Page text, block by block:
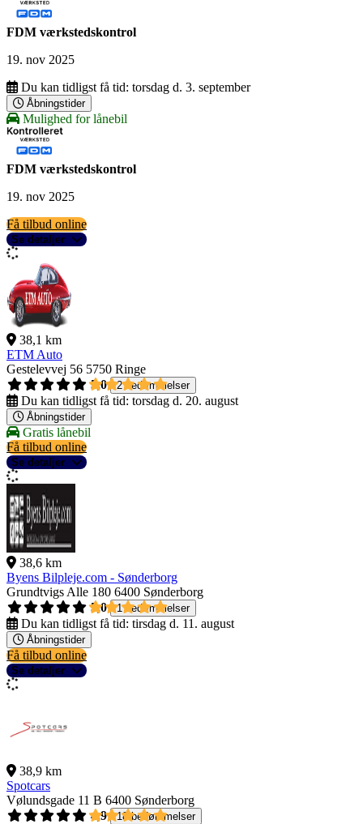
FDM værkstedskontrol
19. nov 2025
Du kan tidligst få tid: torsdag d. 3. september
Åbningstider
Mulighed for lånebil
FDM værkstedskontrol
19. nov 2025
Få tilbud online
Se detaljer
38,1 km
ETM Auto
Gestelevvej 56 5750 Ringe
5,0
2 bedømmelser
Du kan tidligst få tid: torsdag d. 20. august
Åbningstider
Gratis lånebil
Få tilbud online
Se detaljer
38,6 km
Byens Bilpleje.com - Sønderborg
Grundtvigs Alle 180 6400 Sønderborg
5,0
1 bedømmelser
Du kan tidligst få tid: tirsdag d. 11. august
Åbningstider
Få tilbud online
Se detaljer
38,9 km
Spotcars
Vølundsgade 11 B 6400 Sønderborg
4,9
18 bedømmelser